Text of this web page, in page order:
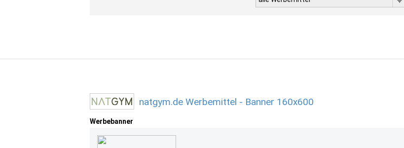
natgym.de Werbemittel - Banner 160x600
Werbebanner